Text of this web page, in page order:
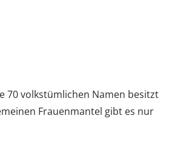
70 volkstümlichen Namen besitzt
Frauenmantel gibt es nur